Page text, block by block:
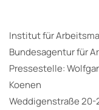
Institut für
Bundesagentur für
Pressestelle:
Koenen
Weddigenstraße 20-